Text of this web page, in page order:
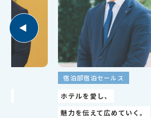
営業戦略室企画広報
自分のなかに眠るアイデアを
形にする。